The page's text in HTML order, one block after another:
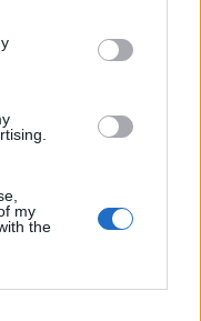
in below Google
my
the